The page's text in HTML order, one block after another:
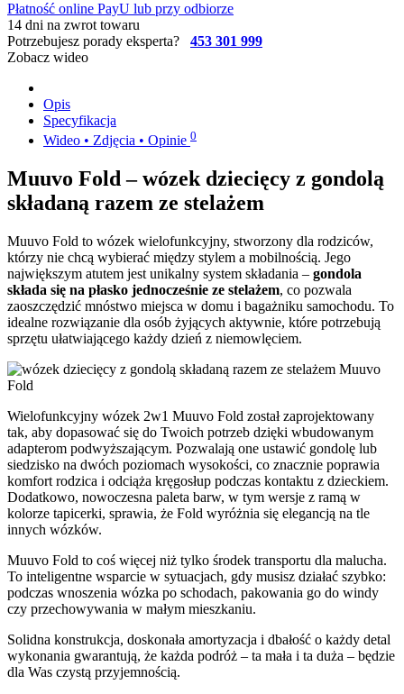
Płatność online PayU lub przy odbiorze
14 dni na zwrot towaru
Potrzebujesz porady eksperta? 453 301 999
Zobacz wideo
Opis
Specyfikacja
Wideo • Zdjęcia • Opinie 0
Muuvo Fold – wózek dziecięcy z gondolą
składaną razem ze stelażem
Muuvo Fold to wózek wielofunkcyjny, stworzony dla rodziców,
którzy nie chcą wybierać między stylem a mobilnością. Jego
największym atutem jest unikalny system składania – gondola
składa się na płasko jednocześnie ze stelażem, co pozwala
zaoszczędzić mnóstwo miejsca w domu i bagażniku samochodu. To
idealne rozwiązanie dla osób żyjących aktywnie, które potrzebują
sprzętu ułatwiającego każdy dzień z niemowlęciem.
Wielofunkcyjny wózek 2w1 Muuvo Fold został zaprojektowany
tak, aby dopasować się do Twoich potrzeb dzięki wbudowanym
adapterom podwyższającym. Pozwalają one ustawić gondolę lub
siedzisko na dwóch poziomach wysokości, co znacznie poprawia
komfort rodzica i odciąża kręgosłup podczas kontaktu z dzieckiem.
Dodatkowo, nowoczesna paleta barw, w tym wersje z ramą w
kolorze tapicerki, sprawia, że Fold wyróżnia się elegancją na tle
innych wózków.
Muuvo Fold to coś więcej niż tylko środek transportu dla malucha.
To inteligentne wsparcie w sytuacjach, gdy musisz działać szybko:
podczas wnoszenia wózka po schodach, pakowania go do windy
czy przechowywania w małym mieszkaniu.
Solidna konstrukcja, doskonała amortyzacja i dbałość o każdy detal
wykonania gwarantują, że każda podróż – ta mała i ta duża – będzie
dla Was czystą przyjemnością.